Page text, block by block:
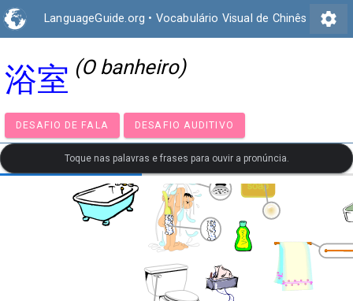
LanguageGuide.org • Vocabulário Visual de Chinês settings
浴室 (O banheiro)
DESAFIO DE FALA DESAFIO AUDITIVO
Toque nas palavras e frases para ouvir a pronúncia.